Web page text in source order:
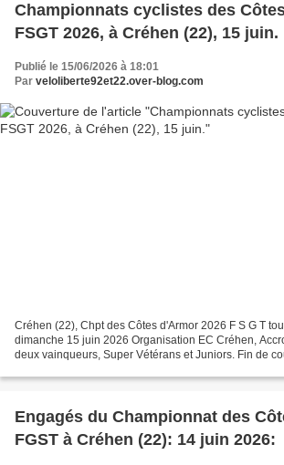
Championnats cyclistes des
FSGT 2026, à Créhen (22), 15 juin.
Publié le 15/06/2026 à 18:01
Par veloliberte92et22.over-blog.com
Créhen (22), Chpt des Côtes d'Armor 2026 F S G T
dimanche 15 juin 2026 Organisation EC Créhen,
deux vainqueurs, Super Vétérans et Juniors. Fin de
Engagés du Championnat des
FGST à Créhen (22): 14 juin 2026: